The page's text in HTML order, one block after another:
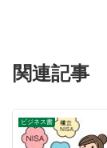
関連記事
ビジネス書